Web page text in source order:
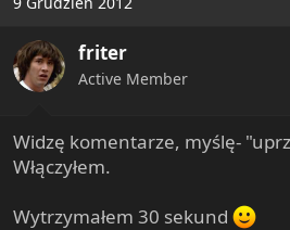
friter
Active Member
Widzę komentarze, myślę-
Włączyłem.
Wytrzymałem 30 sekund